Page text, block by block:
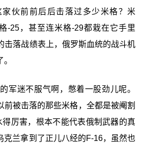
伙前前后后击落过多少米格？米
-25，甚至连米格-29都栽在它手里
击落战绩表上，俄罗斯血统的战斗机
军迷不服气啊，憋着一股劲儿呢。
前被击落的那些米格，全都是被阉割
得厉害，根本不能代表俄制武器的真
克兰拿到了正儿八经的F-16，虽然也